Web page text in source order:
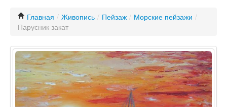
Главная / Живопись / Пейзаж / Морские пейзажи /
Парусник закат